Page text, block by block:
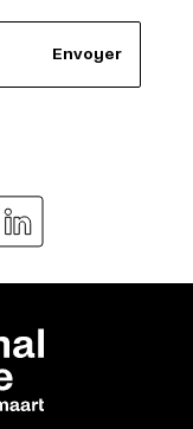
Envoyer